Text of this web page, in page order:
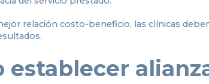
relación costo-beneficio, las clínicas
establecer